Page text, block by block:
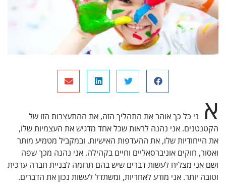
ני כל כך אוהב את התהליך הזה, את ההתעצבות הזו של
אני נהנה לראות שכל אחד מדגיש את העצמיות שלו,
שלו, את ההעדפות האישיות. ובמקביל מטמיע מותר
חוקים אוניברסאליים וחיים בקהילה. אני נהנה מכך שפה
מצליח לעשות דברים שיש בהם תרומה לבניית חברה ערכית
יותר. אני מודע לאחריות, ומשתדל לעשות נכון את הדברים.